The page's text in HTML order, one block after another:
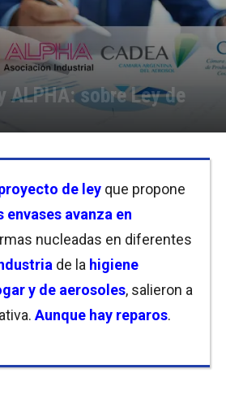
ALPHA: sobre Ley de
de ley que propone
envases avanza en
nucleadas en diferentes
de la higiene
y de aerosoles, salieron a
Aunque hay reparos.